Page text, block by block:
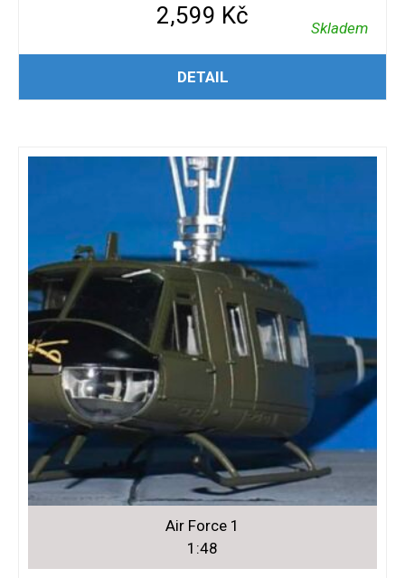
2,599 Kč Skladem
PŘIDAT DO KOŠÍKU
DETAIL
Air Force 1
1:48